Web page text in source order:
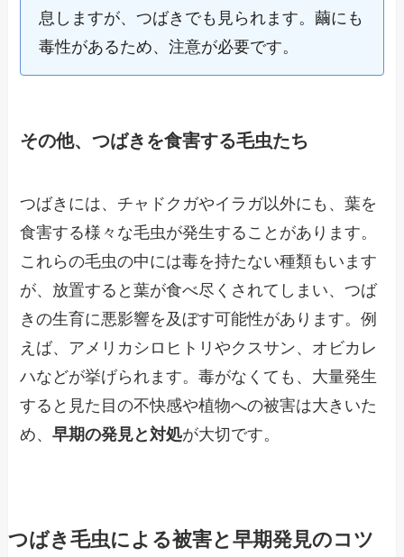
息しますが、つばきでも見られます。繭にも
毒性があるため、注意が必要です。
その他、つばきを食害する毛虫たち
つばきには、チャドクガやイラガ以外にも、葉を
食害する様々な毛虫が発生することがあります。
これらの毛虫の中には毒を持たない種類もいます
が、放置すると葉が食べ尽くされてしまい、つば
きの生育に悪影響を及ぼす可能性があります。例
えば、アメリカシロヒトリやクスサン、オビカレ
ハなどが挙げられます。毒がなくても、大量発生
すると見た目の不快感や植物への被害は大きいた
め、早期の発見と対処が大切です。
つばき毛虫による被害と早期発見のコツ